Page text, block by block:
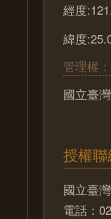
經度
緯度
管理權：
國立臺
授權
國立臺
電話：